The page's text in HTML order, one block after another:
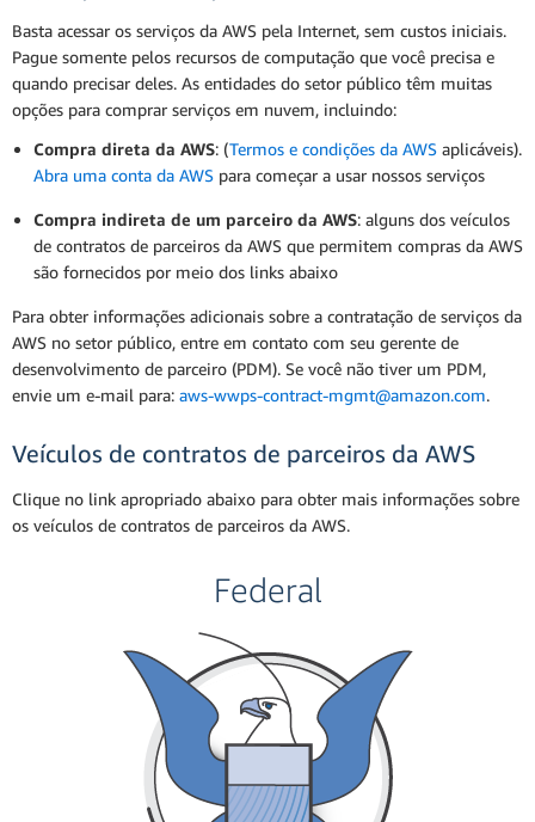
Basta acessar os serviços da AWS pela Internet, sem custos iniciais.
Pague somente pelos recursos de computação que você precisa e
quando precisar deles. As entidades do setor público têm muitas
opções para comprar serviços em nuvem, incluindo:
Compra direta da AWS: (Termos e condições da AWS aplicáveis).
Abra uma conta da AWS para começar a usar nossos serviços
Compra indireta de um parceiro da AWS: alguns dos veículos
de contratos de parceiros da AWS que permitem compras da AWS
são fornecidos por meio dos links abaixo
Para obter informações adicionais sobre a contratação de serviços da
AWS no setor público, entre em contato com seu gerente de
desenvolvimento de parceiro (PDM). Se você não tiver um PDM,
envie um e-mail para: aws-wwps-contract-mgmt@amazon.com.
Veículos de contratos de parceiros da AWS
Clique no link apropriado abaixo para obter mais informações sobre
os veículos de contratos de parceiros da AWS.
Federal